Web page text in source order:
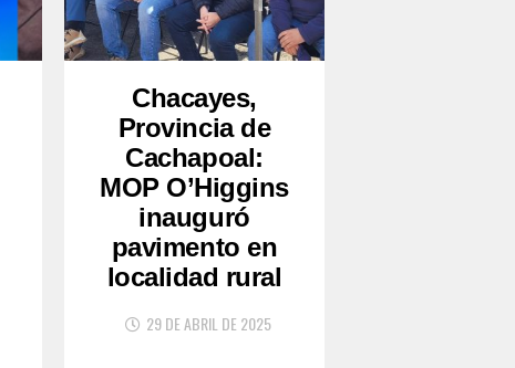
Chacayes,
Provincia de
Cachapoal:
MOP O’Higgins
inauguró
pavimento en
localidad rural
29 DE ABRIL DE 2025